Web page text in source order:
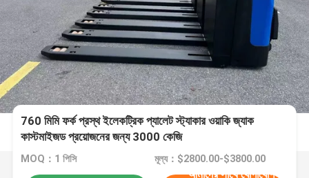
760 মিমি ফর্ক প্রস্থ ইলেকট্রিক প্যালেট স্ট্যাকার ওয়াকি জ্যাক
কাস্টমাইজড প্রয়োজনের জন্য 3000 কেজি
MOQ：1 পিসি মূল্য：$2800.00-$3800.00
আমাদের সাথে যোগাযোগ